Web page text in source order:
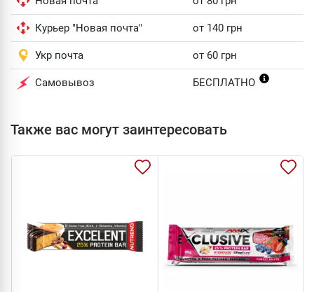
Курьер "Новая почта" от 140 грн
Укр почта от 60 грн
Самовывоз БЕСПЛАТНО
Также вас могут заинтересовать